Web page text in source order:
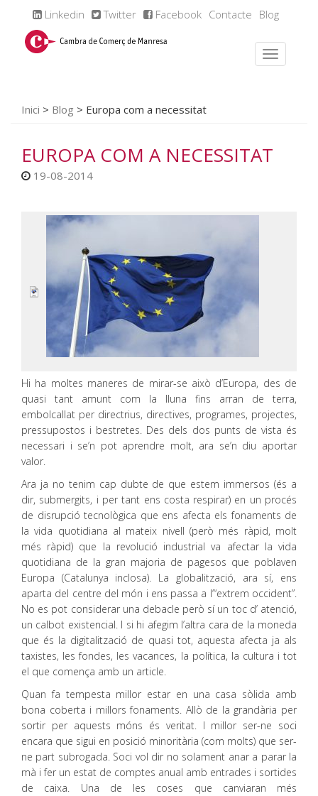
Linkedin Twitter Facebook Contacte Blog
Inici > Blog > Europa com a necessitat
EUROPA COM A NECESSITAT
19-08-2014
Hi ha moltes maneres de mirar-se això d’Europa, des de
quasi tant amunt com la lluna fins arran de terra,
embolcallat per directrius, directives, programes, projectes,
pressupostos i bestretes. Des dels dos punts de vista és
necessari i se’n pot aprendre molt, ara se’n diu aportar
valor.
Ara ja no tenim cap dubte de que estem immersos (és a
dir, submergits, i per tant ens costa respirar) en un procés
de disrupció tecnològica que ens afecta els fonaments de
la vida quotidiana al mateix nivell (però més ràpid, molt
més ràpid) que la revolució industrial va afectar la vida
quotidiana de la gran majoria de pagesos que poblaven
Europa (Catalunya inclosa). La globalització, ara sí, ens
aparta del centre del món i ens passa a l’“extrem occident”.
No es pot considerar una debacle però sí un toc d’ atenció,
un calbot existencial. I si hi afegim l’altra cara de la moneda
que és la digitalització de quasi tot, aquesta afecta ja als
taxistes, les fondes, les vacances, la política, la cultura i tot
el que comença amb un article.
Quan fa tempesta millor estar en una casa sòlida amb
bona coberta i millors fonaments. Allò de la grandària per
sortir per aquests móns és veritat. I millor ser-ne soci
encara que sigui en posició minoritària (com molts) que ser-
ne part subrogada. Soci vol dir no solament anar a parar la
mà i fer un estat de comptes anual amb entrades i sortides
de caixa. Una de les coses que canviaran més